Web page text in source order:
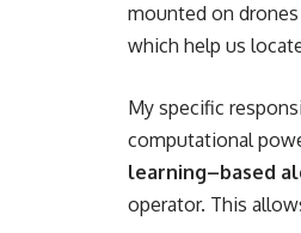
mounted on
which help us
My specific
computational
learning–based
operator. This